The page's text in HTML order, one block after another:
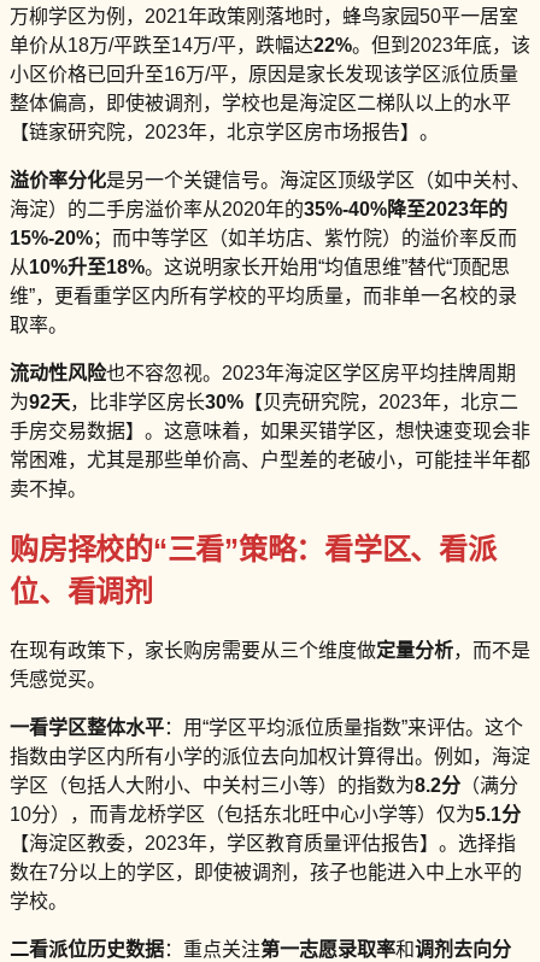
万柳学区为例，2021年政策刚落地时，蜂鸟家园50平一居室
单价从18万/平跌至14万/平，跌幅达22%。但到2023年底，该
小区价格已回升至16万/平，原因是家长发现该学区派位质量
整体偏高，即使被调剂，学校也是海淀区二梯队以上的水平
【链家研究院，2023年，北京学区房市场报告】。
溢价率分化是另一个关键信号。海淀区顶级学区（如中关村、
海淀）的二手房溢价率从2020年的35%-40%降至2023年的
15%-20%；而中等学区（如羊坊店、紫竹院）的溢价率反而
从10%升至18%。这说明家长开始用“均值思维”替代“顶配思
维”，更看重学区内所有学校的平均质量，而非单一名校的录
取率。
流动性风险也不容忽视。2023年海淀区学区房平均挂牌周期
为92天，比非学区房长30% 【贝壳研究院，2023年，北京二
手房交易数据】。这意味着，如果买错学区，想快速变现会非
常困难，尤其是那些单价高、户型差的老破小，可能挂半年都
卖不掉。
购房择校的“三看”策略：看学区、看派
位、看调剂
在现有政策下，家长购房需要从三个维度做定量分析，而不是
凭感觉买。
一看学区整体水平：用“学区平均派位质量指数”来评估。这个
指数由学区内所有小学的派位去向加权计算得出。例如，海淀
学区（包括人大附小、中关村三小等）的指数为8.2分 （满分
10分），而青龙桥学区（包括东北旺中心小学等）仅为5.1分
【海淀区教委，2023年，学区教育质量评估报告】。选择指
数在7分以上的学区，即使被调剂，孩子也能进入中上水平的
学校。
二看派位历史数据：重点关注第一志愿录取率和调剂去向分